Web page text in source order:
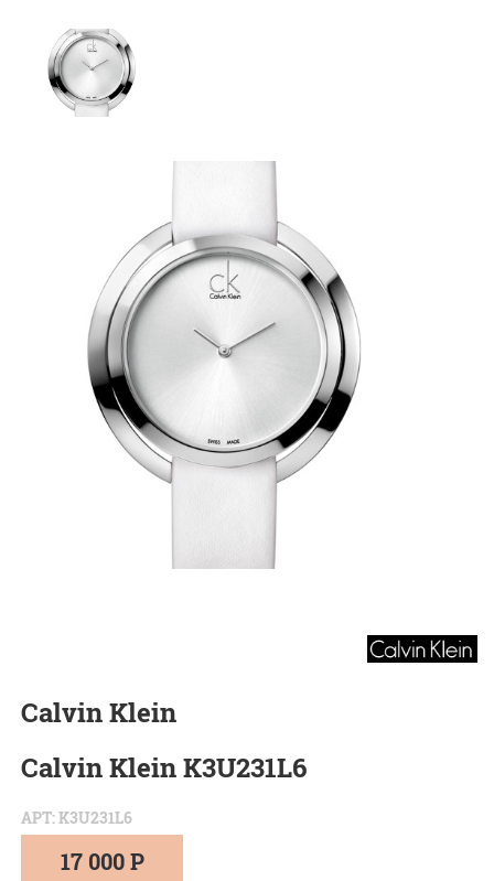
Calvin Klein
Calvin Klein K3U231L6
АРТ: K3U231L6
17 000 Р